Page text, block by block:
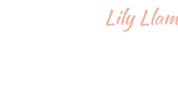
Lily